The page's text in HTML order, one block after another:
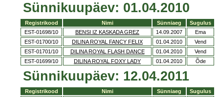
Sünnikuupäev: 01.04.2010
Registrikood Nimi Sünniaeg
Sugulus
EST-01698/10
BENSI IZ KASKADA GREZ 14.09.2007
Ema
EST-01700/10
DILINA ROYAL FANCY FELIX 01.04.2010
Vend
EST-01701/10
DILINA ROYAL FLASH DANCE 01.04.2010
Vend
EST-01699/10
DILINA ROYAL FOXY LADY 01.04.2010 Õde
Sünnikuupäev: 12.04.2011
Registrikood Nimi Sünniaeg
Sugulus